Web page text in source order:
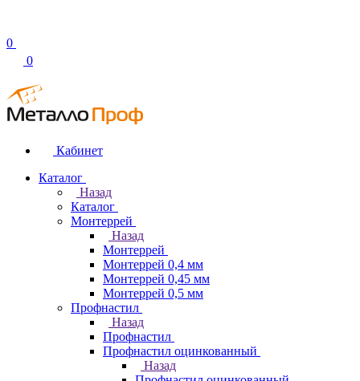
0
0
Кабинет
Каталог
Назад
Каталог
Монтеррей
Назад
Монтеррей
Монтеррей 0,4 мм
Монтеррей 0,45 мм
Монтеррей 0,5 мм
Профнастил
Назад
Профнастил
Профнастил оцинкованный
Назад